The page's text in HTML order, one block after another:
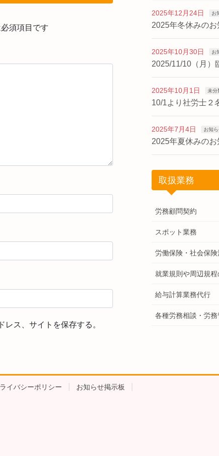
須項目です
ス、サイトを保存する。
2025年12月24日 お
2025年冬休みのお
2025年10月30日 お
2025/11/10（月）
2025年10月1日 未分
10/1より社労士２
2025年7月4日 お知
2025年夏休みのお
取扱業務
労務顧問契約
スポット業務
労働保険・社会保
就業規則や周辺規
給与計算業務代行
各種労務相談・労
イバシーポリシー お知らせ掲示板